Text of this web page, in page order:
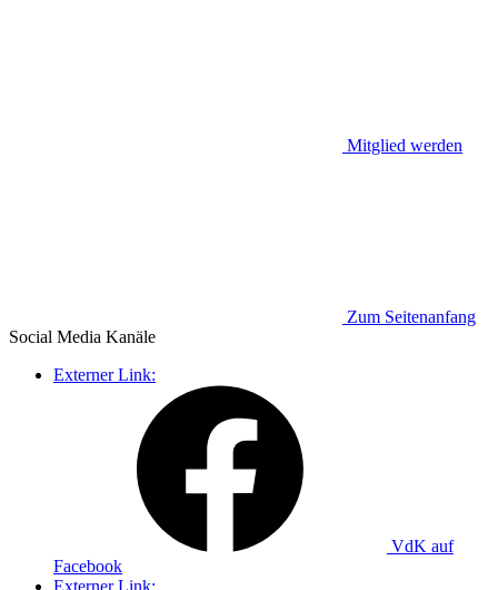
Mitglied werden
Zum Seitenanfang
Social Media Kanäle
Externer Link:
VdK auf
Facebook
Externer Link: